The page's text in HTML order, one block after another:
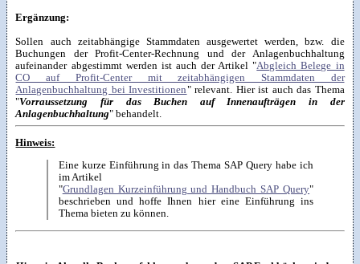
Ergänzung:
Sollen auch zeitabhängige Stammdaten ausgewertet werden, bzw. die
Buchungen der Profit-Center-Rechnung und der Anlagenbuchhaltung
aufeinander abgestimmt werden ist auch der Artikel "Abgleich Belege in
CO auf Profit-Center mit zeitabhängigen Stammdaten der
Anlagenbuchhaltung bei Investitionen" relevant. Hier ist auch das Thema
"Vorraussetzung für das Buchen auf Innenaufträgen in der
Anlagenbuchhaltung" behandelt.
Hinweis:
Eine kurze Einführung in das Thema SAP Query habe ich
im Artikel
"Grundlagen Kurzeinführung und Handbuch SAP Query"
beschrieben und hoffe Ihnen hier eine Einführung ins
Thema bieten zu können.